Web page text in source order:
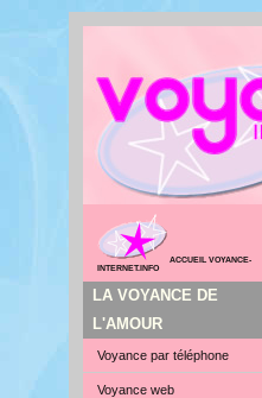
ACCUEIL VOYANCE-
INTERNET.INFO
LA VOYANCE DE
L'AMOUR
Voyance par téléphone
Voyance web